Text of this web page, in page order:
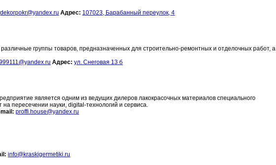
dekorpokr@yandex.ru Адрес: 107023, Барабанный переулок, 4
группы товаров, предназначенных для строительно-ремонтных и отделочных работ, а
Адрес: ул. Снеговая 13 б
является одним из ведущих дилеров лакокрасочных материалов специального
пересечении науки, digital-технологий и сервиса.
mail: proffi.house@yandex.ru
info@kraskigermetiki.ru